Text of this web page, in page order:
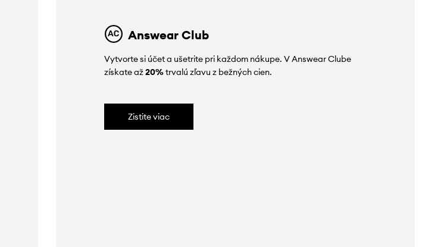
Answear Club
Vytvorte si účet a ušetrite pri každom nákupe. V Answear Clube
získate až20%trvalú zľavu z bežných cien.
Zistite viac